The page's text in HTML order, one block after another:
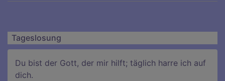
Tageslosung
Du bist der Gott, der mir hilft; täglich harre ich auf
dich.